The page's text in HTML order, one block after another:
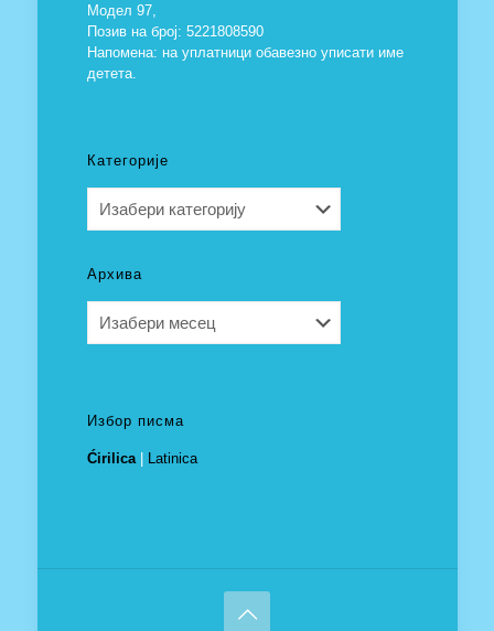
Модел 97,
Позив на број: 5221808590
Напомена: на уплатници обавезно уписати име
детета.
Категорије
Архива
Избор писма
Ćirilica| Latinica